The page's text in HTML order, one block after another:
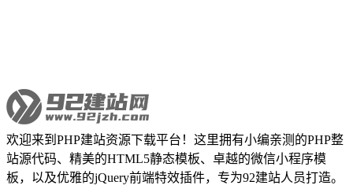
欢迎来到PHP建站资源下载平台！这里拥有小编亲测的PHP整
站源代码、精美的HTML5静态模板、卓越的微信小程序模
板，以及优雅的jQuery前端特效插件，专为92建站人员打造。